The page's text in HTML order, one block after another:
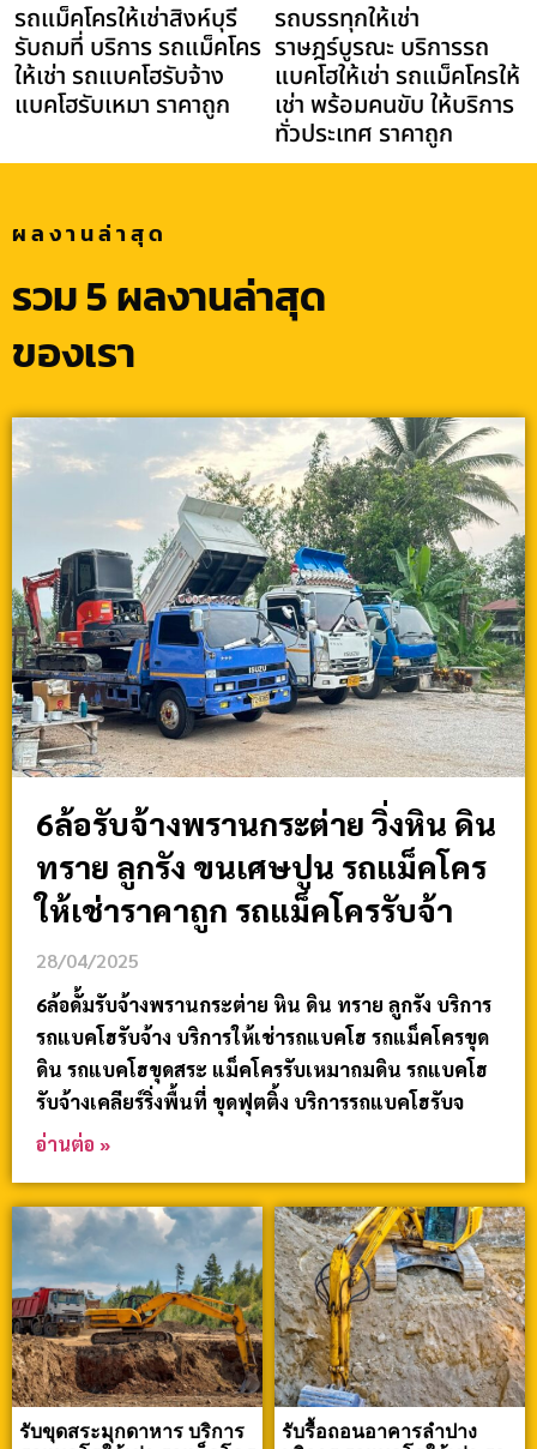
รถแม็คโครให้เช่าสิงห์บุรี
รับถมที่ บริการ รถแม็คโคร
ให้เช่า รถแบคโฮรับจ้าง
แบคโฮรับเหมา ราคาถูก
รถบรรทุกให้เช่า
ราษฎร์บูรณะ บริการรถ
แบคโฮให้เช่า รถแม็คโครให้
เช่า พร้อมคนขับ ให้บริการ
ทั่วประเทศ ราคาถูก
ผลงานล่าสุด
รวม 5 ผลงานล่าสุด
ของเรา
6ล้อรับจ้างพรานกระต่าย วิ่งหิน ดิน
ทราย ลูกรัง ขนเศษปูน รถแม็คโคร
ให้เช่าราคาถูก รถแม็คโครรับจ้า
28/04/2025
6ล้อดั้มรับจ้างพรานกระต่าย หิน ดิน ทราย ลูกรัง บริการ
รถแบคโฮรับจ้าง บริการให้เช่ารถแบคโฮ รถแม็คโครขุด
ดิน รถแบคโฮขุดสระ แม็คโครรับเหมาถมดิน รถแบคโฮ
รับจ้างเคลียร์ริ่งพื้นที่ ขุดฟุตติ้ง บริการรถแบคโฮรับจ
อ่านต่อ »
รับขุดสระมุกดาหาร บริการ
รับรื้อถอนอาคารลำปาง